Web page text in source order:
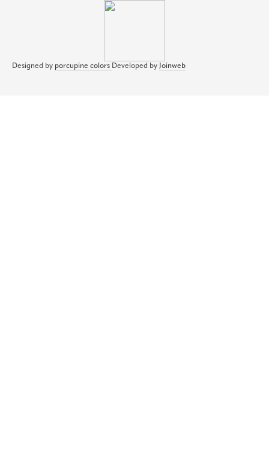
Designed by porcupine colors Developed by Joinweb